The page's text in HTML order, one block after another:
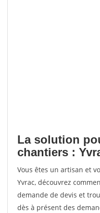
La solution
chantiers :
Vous êtes un artisan et
Yvrac, découvrez
demande de devis et
dès à présent des